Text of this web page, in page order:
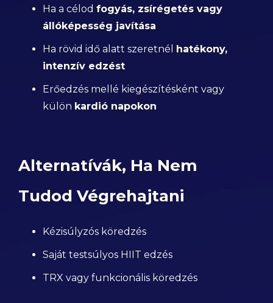
Ha a célod fogyás, zsírégetés vagy
állóképesség javítása
Ha rövid idő alatt szeretnél hatékony,
intenzív edzést
Erőedzés mellé kiegészítésként vagy
külön kardió napokon
Alternatívák, Ha Nem
Tudod Végrehajtani
Kézisúlyzós köredzés
Saját testsúlyos HIIT edzés
TRX vagy funkcionális köredzés